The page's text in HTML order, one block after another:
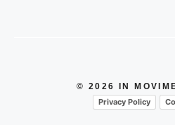
© 2026 IN
Privacy Policy